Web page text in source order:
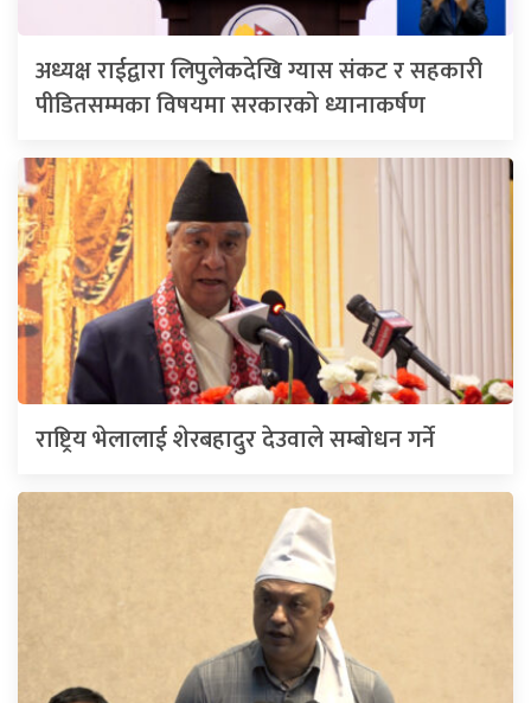
अध्यक्ष राईद्वारा लिपुलेकदेखि ग्यास संकट र सहकारी
पीडितसम्मका विषयमा सरकारको ध्यानाकर्षण
राष्ट्रिय भेलालाई शेरबहादुर देउवाले सम्बोधन गर्ने